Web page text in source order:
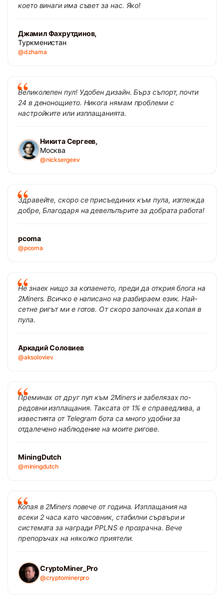
което винаги има съвет за нас. Яко!
Джамил Фахрутдинов,
Туркменистан
@dzhama
Великолепен пул! Удобен дизайн. Бърз съпорт, почти
24 в денонощието. Никога нямам проблеми с
настройките или изплащанията.
Никита Сергеев,
Москва
@nicksergeev
Здравейте, скоро се присъединих към пула, изглежда
добре, Благодаря на девелъпърите за добрата работа!
pcoma
@pcoma
Не знаех нищо за копаенето, преди да открия блога на
2Miners. Всичко е написано на разбираем език. Най-
сетне ригът ми е готов. От скоро започнах да копая в
пула.
Аркадий Соловиев
@aksoloviev
Преминах от друг пул към 2Miners и забелязах по-
редовни изплащания. Таксата от 1% е справедлива, а
известията от Telegram бота са много удобни за
отдалечено наблюдение на моите ригове.
MiningDutch
@miningdutch
Копая в 2Miners повече от година. Изплащания на
всеки 2 часа като часовник, стабилни сървъри и
системата за награди PPLNS е прозрачна. Вече
препоръчах на няколко приятели.
CryptoMiner_Pro
@cryptominerpro